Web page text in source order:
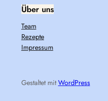
Über uns
Team
Rezepte
Impressum
Gestaltet mitWordPress